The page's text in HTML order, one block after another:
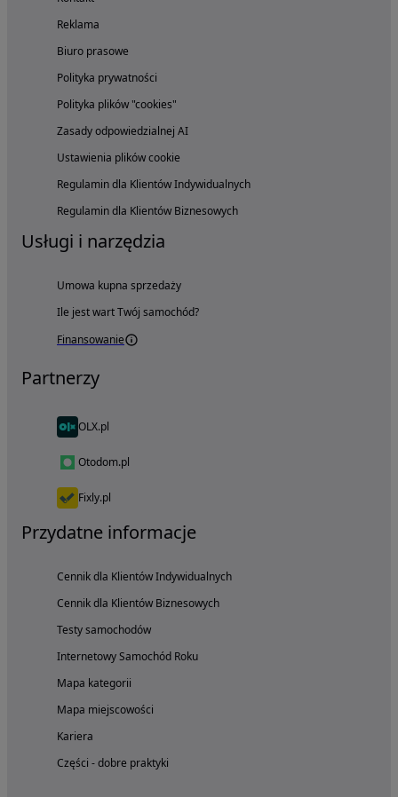
Reklama
Biuro prasowe
Polityka prywatności
Polityka plików "cookies"
Zasady odpowiedzialnej AI
Ustawienia plików cookie
Regulamin dla Klientów Indywidualnych
Regulamin dla Klientów Biznesowych
Usługi i narzędzia
Umowa kupna sprzedaży
Ile jest wart Twój samochód?
Finansowanie
Partnerzy
OLX.pl
Otodom.pl
Fixly.pl
Przydatne informacje
Cennik dla Klientów Indywidualnych
Cennik dla Klientów Biznesowych
Testy samochodów
Internetowy Samochód Roku
Mapa kategorii
Mapa miejscowości
Kariera
Części - dobre praktyki